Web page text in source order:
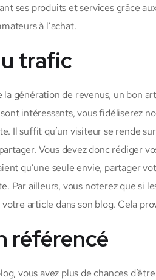
ses produits et services grâce
à l’achat.
trafic
génération de revenus, un bon
intéressants, vous fidéliserez
Il suffit qu’un visiteur se rende
Vous devez donc rédiger
qu’une seule envie, partager
Par ailleurs, vous noterez que si
article dans son blog. Cela
référencé
vous avez plus de chances